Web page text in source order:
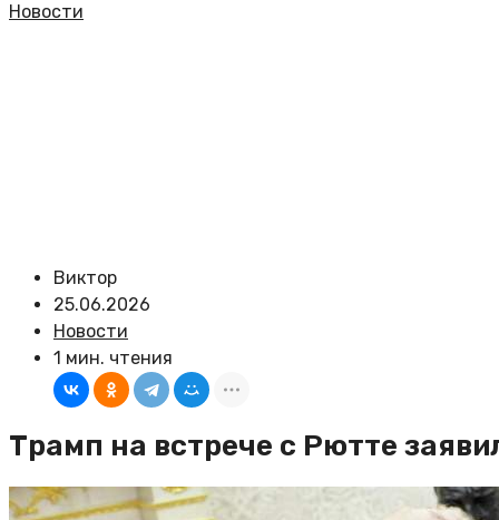
Новости
Виктор
25.06.2026
Новости
1 мин. чтения
Трамп на встрече с Рютте